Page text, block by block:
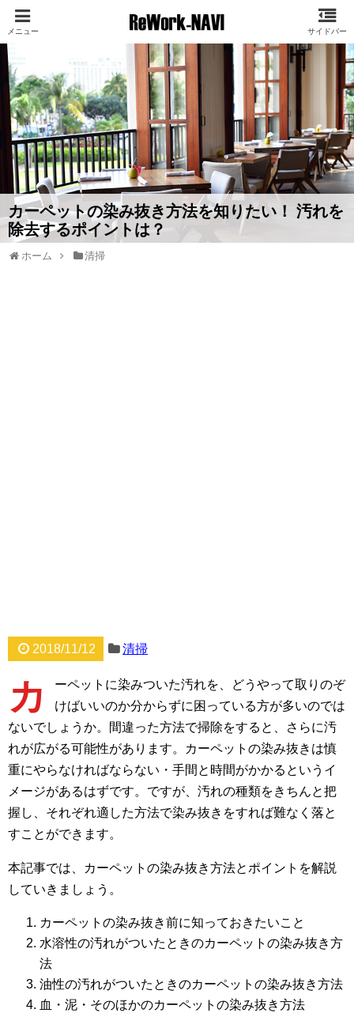
カーペットの染み抜き方法を知りたい！ 汚れを
除去するポイントは？
ホーム 清掃
2018/11/12 清掃
カ
ーペットに染みついた汚れを、どうやって取りのぞ
けばいいのか分からずに困っている方が多いのでは
ないでしょうか。間違った方法で掃除をすると、さらに汚
れが広がる可能性があります。カーペットの染み抜きは慎
重にやらなければならない・手間と時間がかかるというイ
メージがあるはずです。ですが、汚れの種類をきちんと把
握し、それぞれ適した方法で染み抜きをすれば難なく落と
すことができます。
本記事では、カーペットの染み抜き方法とポイントを解説
していきましょう。
カーペットの染み抜き前に知っておきたいこと
水溶性の汚れがついたときのカーペットの染み抜き方
法
油性の汚れがついたときのカーペットの染み抜き方法
血・泥・そのほかのカーペットの染み抜き方法